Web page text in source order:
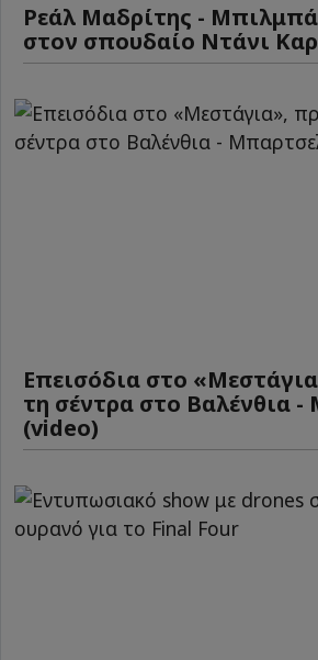
Ρεάλ Μαδρίτης -
στον σπουδαίο Ντάνι
Επεισόδια στο
τη σέντρα στο Βαλένθια
(video)